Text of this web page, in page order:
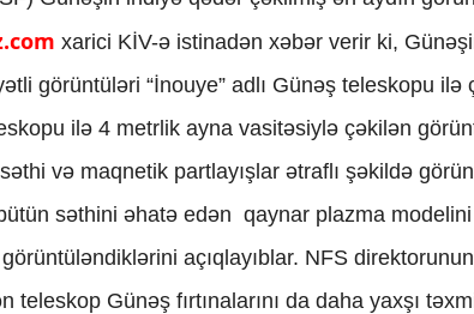
xarici KİV-ə istinadən xəbər verir ki,
görüntüləri “İnouye” adlı Günəş teleskopu ilə
ilə 4 metrlik ayna vasitəsiylə çəkilən
və maqnetik partlayışlar ətraflı şəkildə
səthini əhatə edən qaynar plazma
açıqlayıblar. NFS
teleskop Günəş fırtınalarını da daha yaxşı